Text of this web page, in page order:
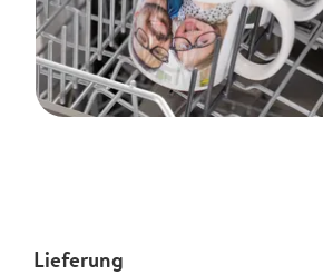
Lieferung